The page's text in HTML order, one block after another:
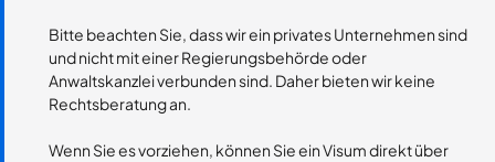
Bitte beachten Sie, dass wir ein privates Unternehmen sind
und nicht mit einer Regierungsbehörde oder
Anwaltskanzlei verbunden sind. Daher bieten wir keine
Rechtsberatung an.
Wenn Sie es vorziehen, können Sie ein Visum direkt über